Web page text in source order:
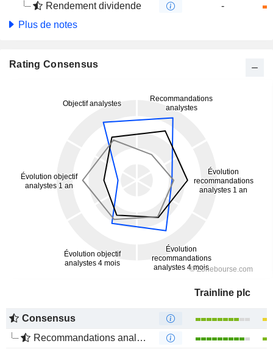
Rendement dividende
-
Plus de notes
Rating Consensus
Trainline plc
Consensus
Recommandations analystes